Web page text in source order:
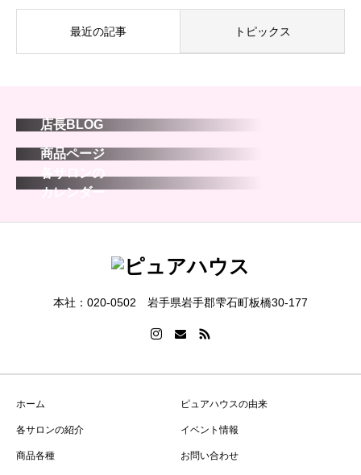
最近の記事 トピックス
店長BLOG
商品ページ
カレンダー
本社：020-0502 岩手県岩手郡雫石町板橋30-177
ホーム ピュアハウスの由来
各サロンの紹介 イベント情報
商品各種 お問い合わせ